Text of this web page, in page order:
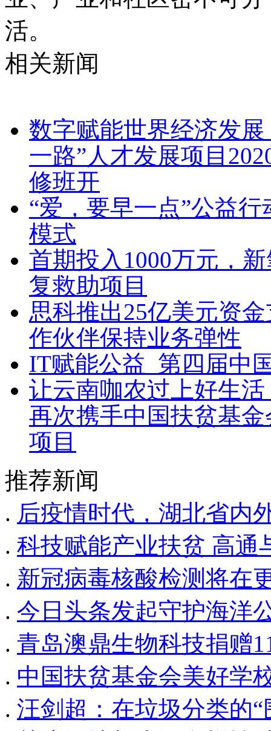
活。
相关新闻
数字赋能世界经济发
一路”人才发展项目
修班开
“爱，要早一点”公益
模式
首期投入1000万元，
复救助项目
思科推出25亿美元资
作伙伴保持业务弹性
IT赋能公益 第四届中
让云南咖农过上好生
再次携手中国扶贫基
项目
推荐新闻
. 后疫情时代，湖北省内
. 科技赋能产业扶贫 高通
. 新冠病毒核酸检测将在
. 今日头条发起守护海洋
. 青岛澳鼎生物科技捐赠
. 中国扶贫基金会美好学
. 汪剑超：在垃圾分类的“